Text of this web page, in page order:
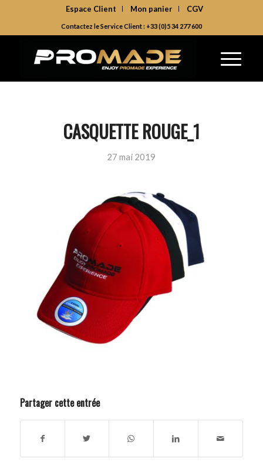
Espace Client Mon panier CGV
Contactez le Service Client : +33 (0)5 34 277 600
CASQUETTE ROUGE_1
27 mai 2019
Partager cette entrée